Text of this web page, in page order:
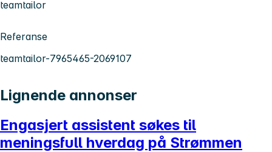
teamtailor
Referanse
teamtailor-7965465-2069107
Lignende annonser
Engasjert assistent søkes til
meningsfull hverdag på Strømmen